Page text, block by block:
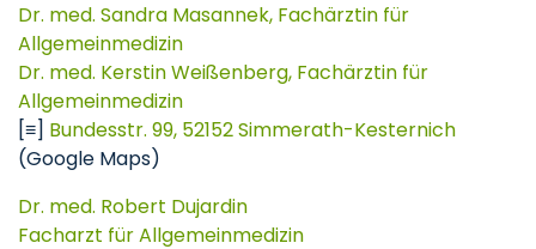
Dr. med. Sandra Masannek, Fachärztin für
Allgemeinmedizin
Dr. med. Kerstin Weißenberg, Fachärztin für
Allgemeinmedizin
[≡] Bundesstr. 99, 52152 Simmerath-Kesternich
(Google Maps)
Dr. med. Robert Dujardin
Facharzt für Allgemeinmedizin